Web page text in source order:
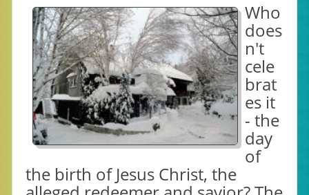
Who
does
n't
cele
brat
es it
- the
day
of
the birth of Jesus Christ, the